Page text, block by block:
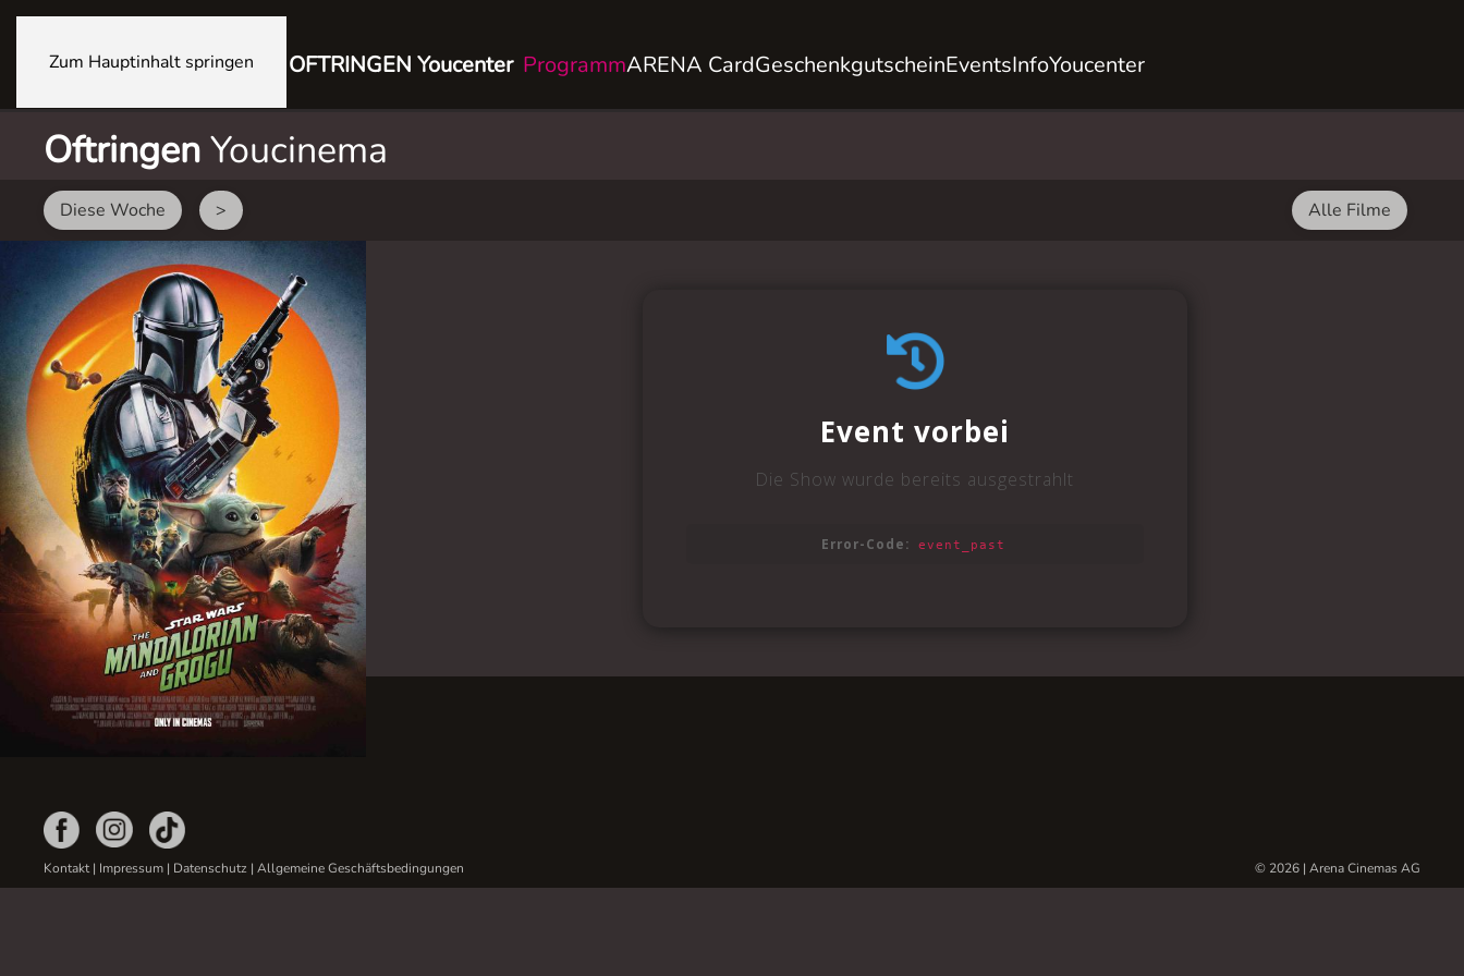
Zum Hauptinhalt springen OFTRINGEN Youcenter ProgrammARENA CardGeschenkgutscheinEventsInfoYoucenter
OftringenYoucinema
Diese Woche > Alle Filme
Kontakt| Impressum | Datenschutz | Allgemeine Geschäftsbedingungen © 2026 | Arena Cinemas AG